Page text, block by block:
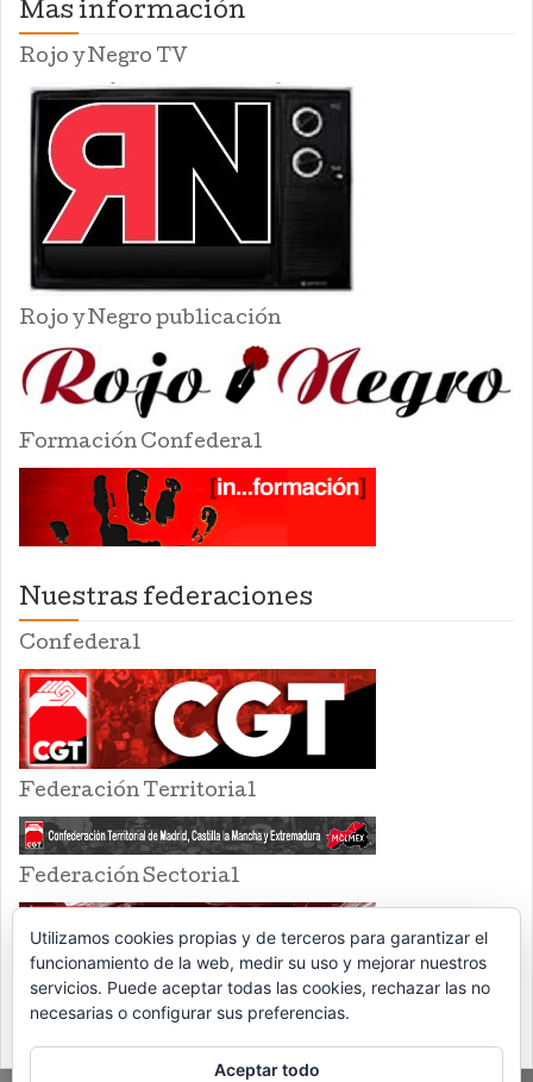
Mas información
Rojo y Negro TV
Rojo y Negro publicación
Formación Confederal
Nuestras federaciones
Confederal
Federación Territorial
Federación Sectorial
Utilizamos cookies propias y de terceros para garantizar el
funcionamiento de la web, medir su uso y mejorar nuestros
servicios. Puede aceptar todas las cookies, rechazar las no
necesarias o configurar sus preferencias.
Aceptar todo